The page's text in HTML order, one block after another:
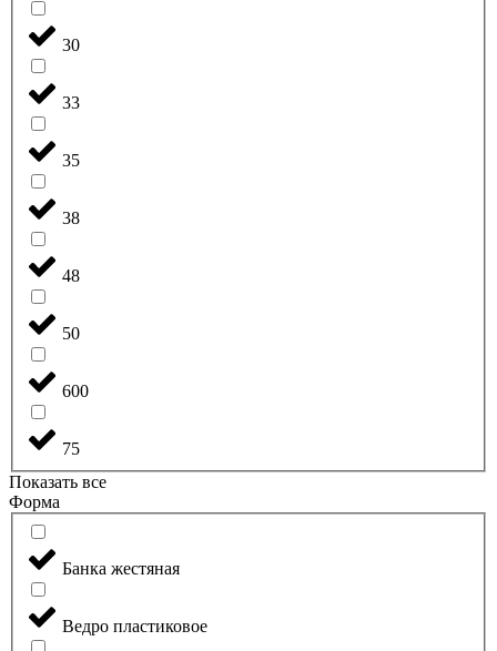
30
33
35
38
48
50
600
75
Показать все
Форма
Банка жестяная
Ведро пластиковое